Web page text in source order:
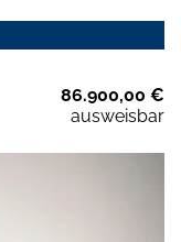
86.900,00 €
ausweisbar